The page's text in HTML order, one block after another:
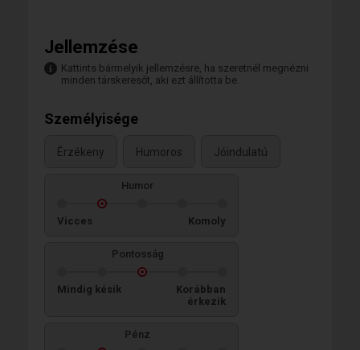
Jellemzése
Kattints bármelyik jellemzésre, ha szeretnél megnézni
minden társkeresőt, aki ezt állította be.
Személyisége
Érzékeny Humoros Jóindulatú
Humor
Vicces Komoly
Pontosság
Mindig késik
Korábban
érkezik
Pénz